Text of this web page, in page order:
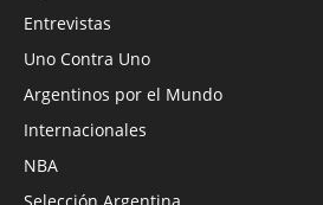
Entrevistas
Uno Contra Uno
Argentinos por el Mundo
Internacionales
NBA